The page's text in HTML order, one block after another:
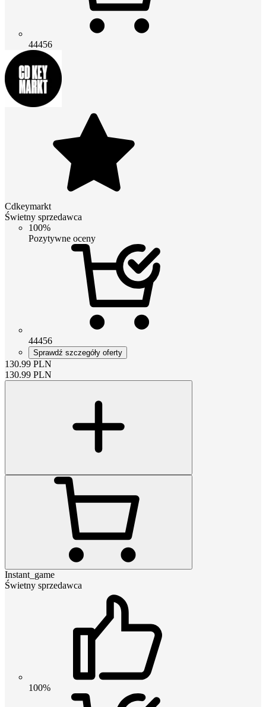
44456
Cdkeymarkt
Świetny sprzedawca
100%
Pozytywne oceny
44456
Sprawdź szczegóły oferty
130.99 PLN
130.99 PLN
Instant_game
Świetny sprzedawca
100%